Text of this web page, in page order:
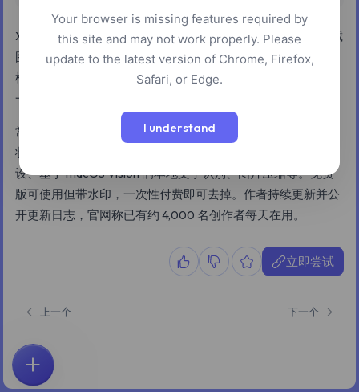
Xnapper 是一款 macOS 原生（同时提供 Windows 版本）的截
图美化软件，截下一张图后能立刻把它变成可以直接拿去发的
样子。它会自动居中并平衡构图，加上渐变或图片背景，还能
一键打码邮箱、信用卡号、IP 地址、API 密钥这类敏感信息。
常规功能也都齐全：自定义全局快捷键、窗口捕获、箭头/形
状/文字/模糊等标注工具、截图历史、社交媒体常用尺寸预
设、基于 macOS Vision 的本地文字识别、图片压缩等。免费
版可使用但带水印，一次性付费即可去掉。作者持续更新并公
开更新日志，官网称已有约 4,000 名创作者每天在用。
立即尝试
上一个 下一个
Your browser is missing features required by
this site and may not work properly. Please
update to the latest version of Chrome, Firefox,
Safari, or Edge.
I understand